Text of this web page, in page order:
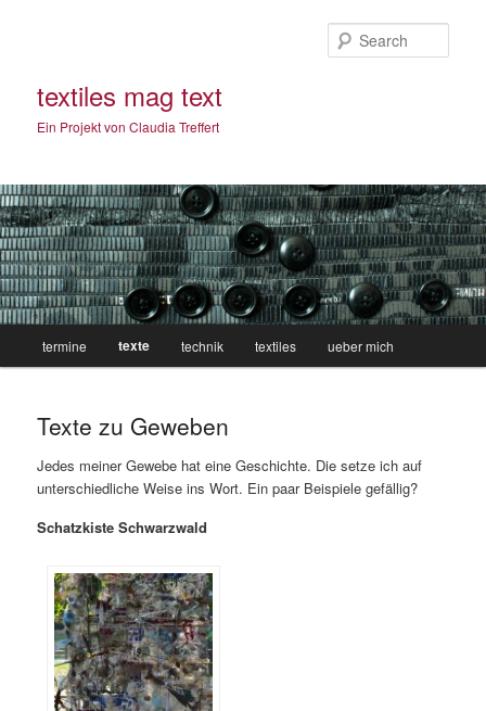
textiles mag text
Ein Projekt von Claudia Treffert
Skip
primary
content
termine texte technik textiles ueber mich
Texte zu Geweben
Jedes meiner Gewebe hat eine Geschichte. Die setze ich auf
unterschiedliche Weise ins Wort. Ein paar Beispiele gefällig?
Schatzkiste Schwarzwald